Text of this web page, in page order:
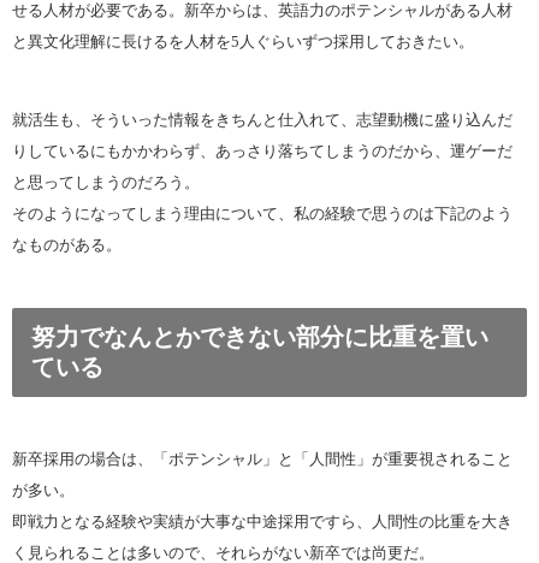
せる人材が必要である。新卒からは、英語力のポテンシャルがある人材
と異文化理解に長けるを人材を5人ぐらいずつ採用しておきたい。
就活生も、そういった情報をきちんと仕入れて、志望動機に盛り込んだ
りしているにもかかわらず、あっさり落ちてしまうのだから、運ゲーだ
と思ってしまうのだろう。
そのようになってしまう理由について、私の経験で思うのは下記のよう
なものがある。
努力でなんとかできない部分に比重を置い
ている
新卒採用の場合は、「ポテンシャル」と「人間性」が重要視されること
が多い。
即戦力となる経験や実績が大事な中途採用ですら、人間性の比重を大き
く見られることは多いので、それらがない新卒では尚更だ。